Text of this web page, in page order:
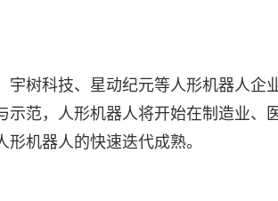
树科技、星动纪元等人形机器人企
范，人形机器人将开始在制造业、
机器人的快速迭代成熟。